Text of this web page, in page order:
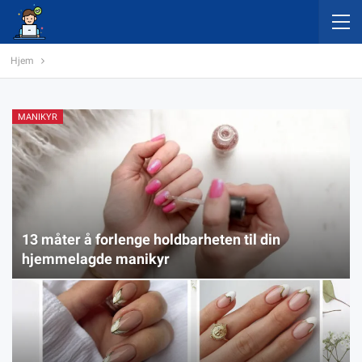
Hjem
MANIKYR
13 måter å forlenge holdbarheten til din
hjemmelagde manikyr